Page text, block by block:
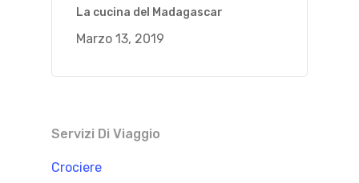
La cucina del Madagascar
Marzo 13, 2019
Servizi Di Viaggio
Crociere